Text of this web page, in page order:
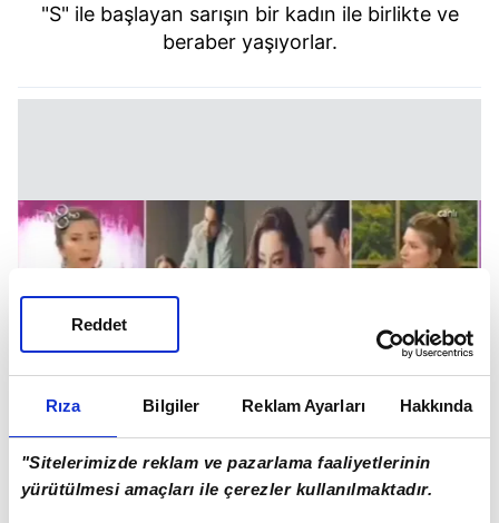
Rıza Bilgiler Reklam Ayarları Hakkında
"Sitelerimizde reklam ve pazarlama faaliyetlerinin
yürütülmesi amaçları ile çerezler kullanılmaktadır.
Reddet
"S" ile başlayan sarışın bir kadın ile birlikte ve
beraber yaşıyorlar.